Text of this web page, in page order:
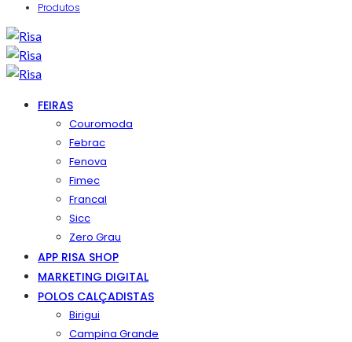
Produtos
FEIRAS
Couromoda
Febrac
Fenova
Fimec
Francal
Sicc
Zero Grau
APP RISA SHOP
MARKETING DIGITAL
POLOS CALÇADISTAS
Birigui
Campina Grande